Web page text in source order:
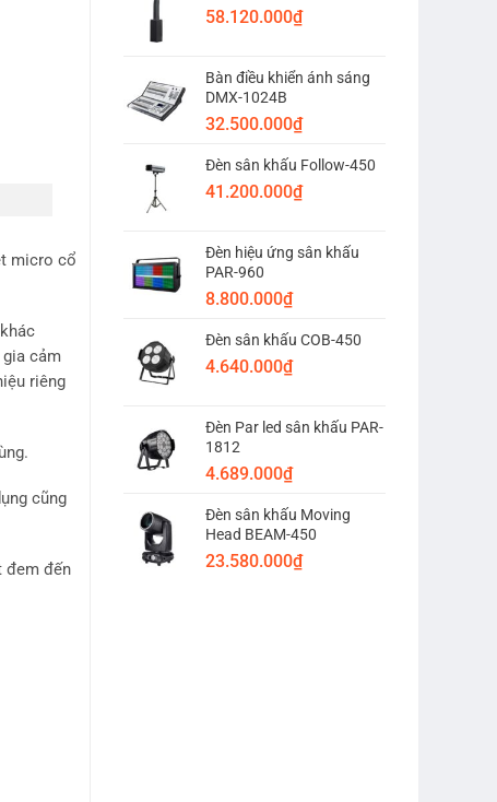
58.120.000₫
Bàn điều khiển ánh sáng
DMX-1024B
32.500.000₫
Đèn sân khấu Follow-450
41.200.000₫
Đèn hiệu ứng sân khấu
PAR-960
8.800.000₫
Đèn sân khấu COB-450
4.640.000₫
Đèn Par led sân khấu PAR-
1812
4.689.000₫
Đèn sân khấu Moving
Head BEAM-450
23.580.000₫
micro cổ
gia cảm
riêng
cũng
đem đến